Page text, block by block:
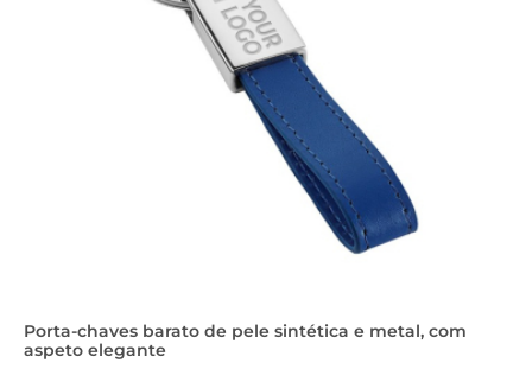
Porta-chaves barato de pele sintética e metal, com
aspeto elegante